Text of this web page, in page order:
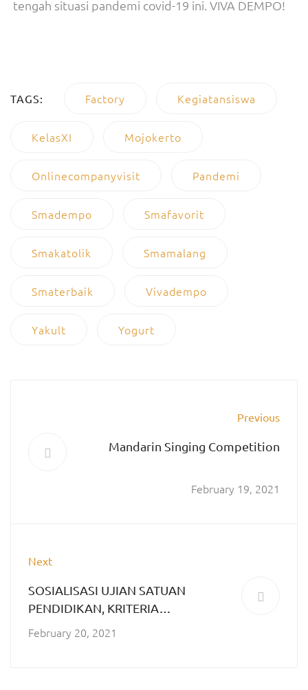
tengah situasi pandemi covid-19 ini. VIVA DEMPO!
TAGS: Factory Kegiatansiswa
KelasXI Mojokerto
Onlinecompanyvisit Pandemi
Smadempo Smafavorit
Smakatolik Smamalang
Smaterbaik Vivadempo
Yakult Yogurt
Previous
Mandarin Singing Competition
February 19, 2021
Next
SOSIALISASI UJIAN SATUAN
PENDIDIKAN, KRITERIA
KELULUSAN DAN PENDAFTARAN
PTN KELAS XII
February 20, 2021